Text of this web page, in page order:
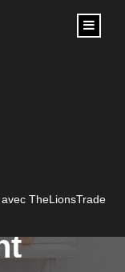
TheLionsTrade
:
un